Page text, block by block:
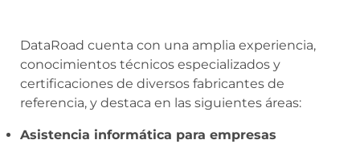
DataRoad cuenta con una amplia experiencia,
conocimientos técnicos especializados y
certificaciones de diversos fabricantes de
referencia, y destaca en las siguientes áreas:
Asistencia informática para empresas